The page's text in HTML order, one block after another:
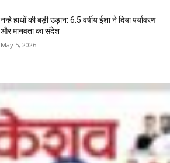
नन्हे हाथों की बड़ी उड़ान: 6.5 वर्षीय ईशा ने दिया पर्यावरण
और मानवता का संदेश
May 5, 2026